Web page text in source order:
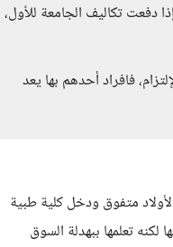
دفعت تكاليف الجامعة للأول،
فافراد أحدهم بها يعد
ألف جنيه - للتبسيط، وأحد الأولاد متفوق ودخل كلية طبية
لكنه تعلمها ببهدلة السوق